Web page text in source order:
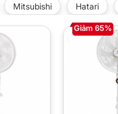
Mitsubishi Hatari
Giảm 65%